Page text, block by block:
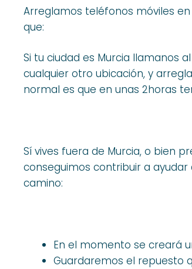
Arreglamos teléfonos móviles
que:
Si tu ciudad es Murcia llamanos
cualquier otro ubicación, y
normal es que en unas 2horas
Sí vives fuera de Murcia, o bien
conseguimos contribuir a
camino:
En el momento se creará
Guardaremos el repuesto